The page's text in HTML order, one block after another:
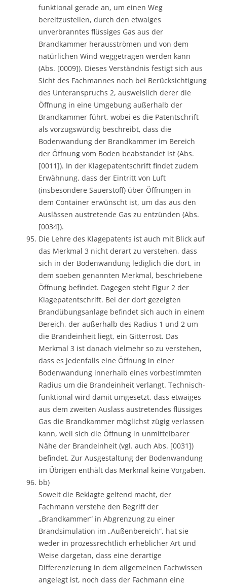
funktional gerade an, um einen Weg
bereitzustellen, durch den etwaiges
unverbranntes flüssiges Gas aus der
Brandkammer herausströmen und von dem
natürlichen Wind weggetragen werden kann
(Abs. [0009]). Dieses Verständnis festigt sich aus
Sicht des Fachmannes noch bei Berücksichtigung
des Unteranspruchs 2, ausweislich derer die
Öffnung in eine Umgebung außerhalb der
Brandkammer führt, wobei es die Patentschrift
als vorzugswürdig beschreibt, dass die
Bodenwandung der Brandkammer im Bereich
der Öffnung vom Boden beabstandet ist (Abs.
[0011]). In der Klagepatentschrift findet zudem
Erwähnung, dass der Eintritt von Luft
(insbesondere Sauerstoff) über Öffnungen in
dem Container erwünscht ist, um das aus den
Auslässen austretende Gas zu entzünden (Abs.
[0034]).
Die Lehre des Klagepatents ist auch mit Blick auf
das Merkmal 3 nicht derart zu verstehen, dass
sich in der Bodenwandung lediglich die dort, in
dem soeben genannten Merkmal, beschriebene
Öffnung befindet. Dagegen steht Figur 2 der
Klagepatentschrift. Bei der dort gezeigten
Brandübungsanlage befindet sich auch in einem
Bereich, der außerhalb des Radius 1 und 2 um
die Brandeinheit liegt, ein Gitterrost. Das
Merkmal 3 ist danach vielmehr so zu verstehen,
dass es jedenfalls eine Öffnung in einer
Bodenwandung innerhalb eines vorbestimmten
Radius um die Brandeinheit verlangt. Technisch-
funktional wird damit umgesetzt, dass etwaiges
aus dem zweiten Auslass austretendes flüssiges
Gas die Brandkammer möglichst zügig verlassen
kann, weil sich die Öffnung in unmittelbarer
Nähe der Brandeinheit (vgl. auch Abs. [0031])
befindet. Zur Ausgestaltung der Bodenwandung
im Übrigen enthält das Merkmal keine Vorgaben.
bb)
Soweit die Beklagte geltend macht, der
Fachmann verstehe den Begriff der
„Brandkammer“ in Abgrenzung zu einer
Brandsimulation im „Außenbereich“, hat sie
weder in prozessrechtlich erheblicher Art und
Weise dargetan, dass eine derartige
Differenzierung in dem allgemeinen Fachwissen
angelegt ist, noch dass der Fachmann eine